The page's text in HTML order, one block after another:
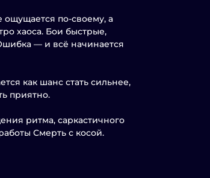
по-своему, а
хаоса. Бои быстрые,
— и всё начинается
как шанс стать сильнее,
приятно.
ритма, саркастичного
Смерть с косой.